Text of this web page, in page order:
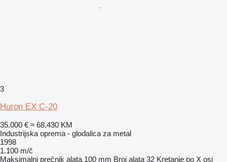
3
Huron EX C-20
35.000 € ≈ 68.430 KM
Industrijska oprema - glodalica za metal
1998
1.100 m/č
Maksimalni prečnik alata 100 mm Broj alata 32 Kretanje po X osi